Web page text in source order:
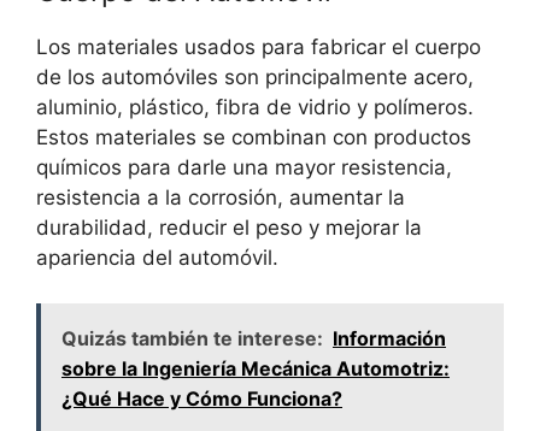
Los materiales usados para fabricar el cuerpo
de los automóviles son principalmente acero,
aluminio, plástico, fibra de vidrio y polímeros.
Estos materiales se combinan con productos
químicos para darle una mayor resistencia,
resistencia a la corrosión, aumentar la
durabilidad, reducir el peso y mejorar la
apariencia del automóvil.
Quizás también te interese: Información
sobre la Ingeniería Mecánica Automotriz:
¿Qué Hace y Cómo Funciona?